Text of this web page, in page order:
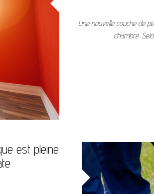
Une nouvelle couche de
chambre.
est pleine